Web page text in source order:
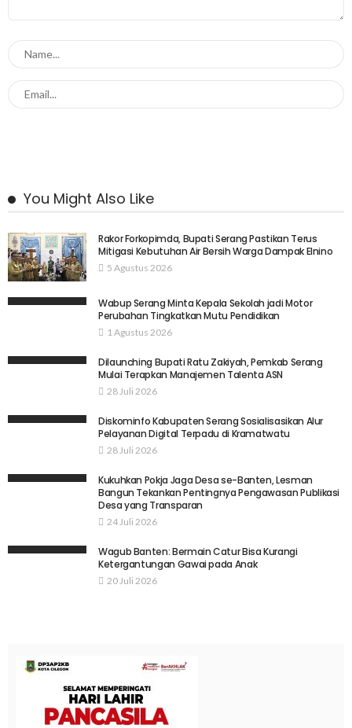
You Might Also Like
Rakor Forkopimda, Bupati Serang Pastikan Terus
Mitigasi Kebutuhan Air Bersih Warga Dampak Elnino
5 Agustus 2026
Wabup Serang Minta Kepala Sekolah jadi Motor
Perubahan Tingkatkan Mutu Pendidikan
1 Agustus 2026
Dilaunching Bupati Ratu Zakiyah, Pemkab Serang
Mulai Terapkan Manajemen Talenta ASN
28 Juli 2026
Diskominfo Kabupaten Serang Sosialisasikan Alur
Pelayanan Digital Terpadu di Kramatwatu
28 Juli 2026
Kukuhkan Pokja Jaga Desa se-Banten, Lesman
Bangun Tekankan Pentingnya Pengawasan Publikasi
Desa yang Transparan
24 Juli 2026
Wagub Banten: Bermain Catur Bisa Kurangi
Ketergantungan Gawai pada Anak
20 Juli 2026